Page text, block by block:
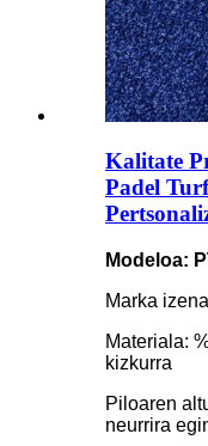
Kalitate
Padel
Modeloa:
Marka
Materiala:
kizkurra
Piloaren
neurrira